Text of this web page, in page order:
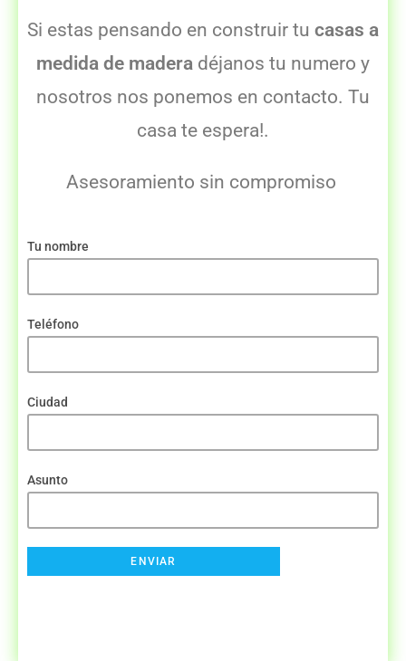
Si estas pensando en construir tu casas a
medida de madera déjanos tu numero y
nosotros nos ponemos en contacto. Tu
casa te espera!.
Asesoramiento sin compromiso
Tu nombre
Teléfono
Ciudad
Asunto